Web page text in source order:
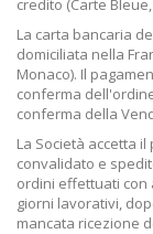
credito (Carte
La carta bancaria
domiciliata nella
Monaco). Il
conferma
conferma della
La Società accetta
convalidato e
ordini effettuati con
giorni lavorativi,
mancata ricezione